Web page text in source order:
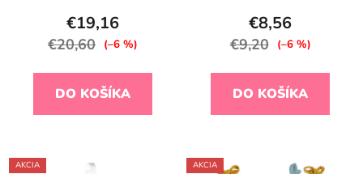
€19,16
€20,60 (–6 %)
DO KOŠÍKA
€8,56
€9,20 (–6 %)
DO KOŠÍKA
AKCIA AKCIA